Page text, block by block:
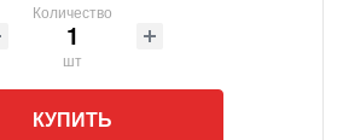
Количество
шт
КУПИТЬ